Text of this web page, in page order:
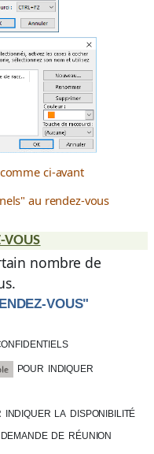
ci-avant
au rendez-vous
VOUS
nombre de
VOUS"
pour indiquer
indiquer la disponibilité
de réunion